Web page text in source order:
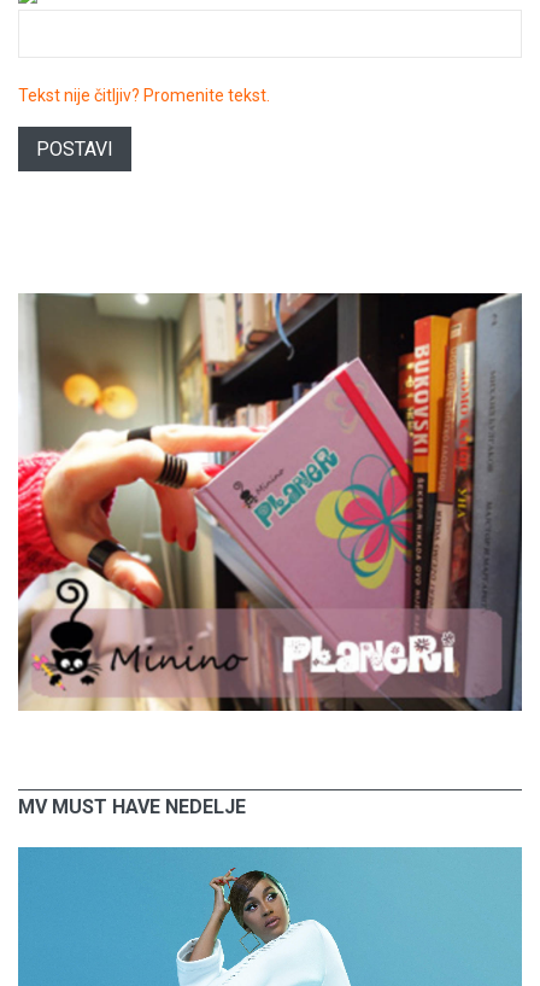
Tekst nije čitljiv? Promenite tekst.
POSTAVI
MV MUST HAVE NEDELJE